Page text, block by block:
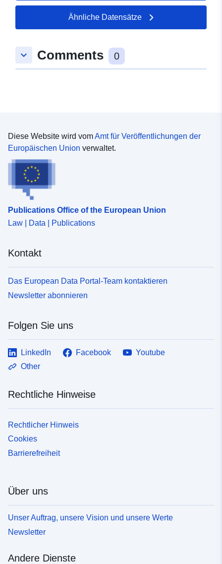
Ähnliche Datensätze
keyboard_arrow_down Comments 0
Diese Website wird vomAmt für Veröffentlichungen der
Europäischen Union verwaltet.
Publications Office of the European Union
Law | Data | Publications
Kontakt
Das European Data Portal-Team kontaktieren
Newsletter abonnieren
Folgen Sie uns
LinkedIn Facebook
Youtube
Other
Rechtliche Hinweise
Rechtlicher Hinweis
Cookies
Barrierefreiheit
Über uns
Unser Auftrag, unsere Vision und unsere Werte
Newsletter
Andere Dienste